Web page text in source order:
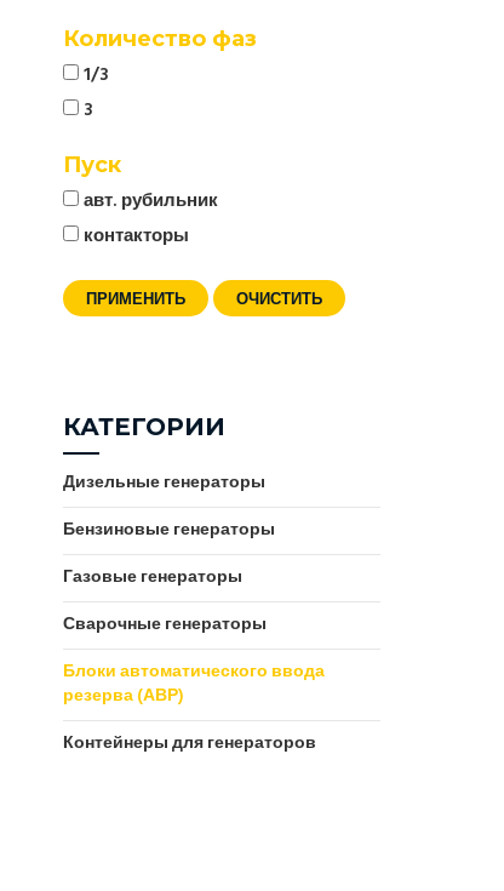
Количество фаз
1/3
3
Пуск
авт. рубильник
контакторы
ПРИМЕНИТЬ
КАТЕГОРИИ
Дизельные генераторы
Бензиновые генераторы
Газовые генераторы
Сварочные генераторы
Блоки автоматического ввода
резерва (АВР)
Контейнеры для генераторов